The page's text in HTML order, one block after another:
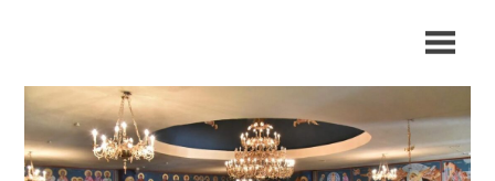
Μητρόπολη
Αρκαλοχωρίου,
Βιάννου